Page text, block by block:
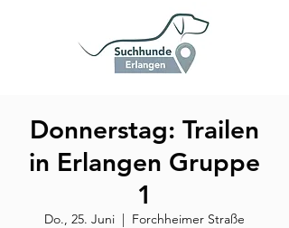
Donnerstag: Trailen
in Erlangen Gruppe
1
Do., 25. Juni
  |
Forchheimer Straße